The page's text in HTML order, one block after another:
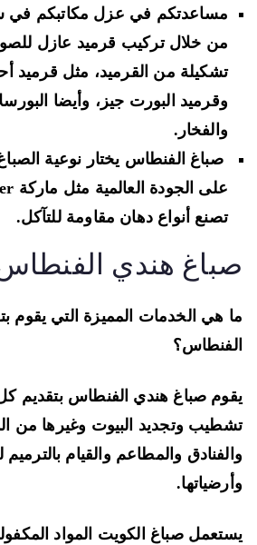
مساعدتكم في عزل مكاتبكم في
من خلال تركيب قرميد عازل
تشكيلة من القرميد، مثل قرميد أحمر
وقرميد البورت جيز، وأيضا البورسلان
والفخار.
صباغ الفنطاس يختار نوعية الصباغ
تصنع أنواع دهان مقاومة للتآكل.
هندي الفنطاس
هي الخدمات المميزة التي يقوم
صباغ هندي الفنطاس بتقديم كل
وتجديد البيوت وغيرها من
والمطاعم والقيام بالترميم
صباغ الكويت المواد المكفولة